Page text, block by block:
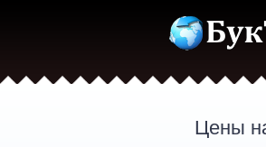
Цены